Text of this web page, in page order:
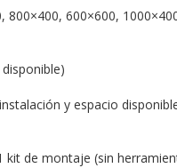
800×400, 600×600,
y espacio
de montaje (sin